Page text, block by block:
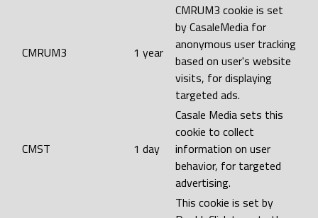
CMRUM3 1 year
CMRUM3 cookie is set
by CasaleMedia for
anonymous user tracking
based on user's website
visits, for displaying
targeted ads.
CMST 1 day
Casale Media sets this
cookie to collect
information on user
behavior, for targeted
advertising.
This cookie is set by